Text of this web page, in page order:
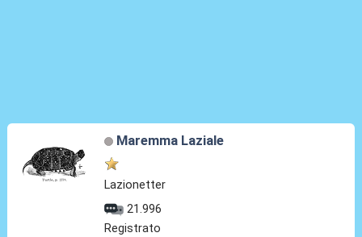
Maremma Laziale
Lazionetter
21.996
Registrato